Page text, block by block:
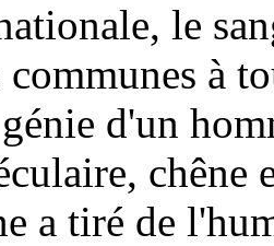
le
à
d'un
chêne
a tiré de